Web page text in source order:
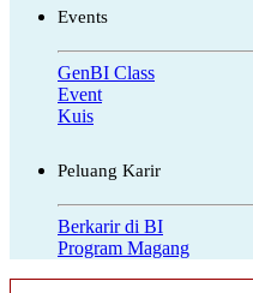
Events
GenBI Class
Event
Kuis
Peluang Karir
Berkarir di BI
Program Magang